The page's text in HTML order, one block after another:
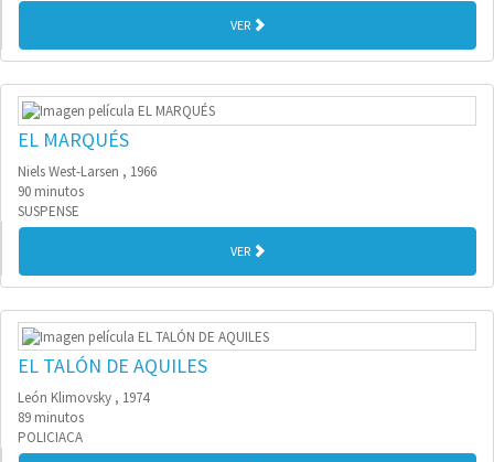
VER
EL MARQUÉS
Niels West-Larsen , 1966
90 minutos
SUSPENSE
VER
EL TALÓN DE AQUILES
León Klimovsky , 1974
89 minutos
POLICIACA